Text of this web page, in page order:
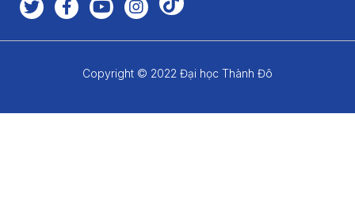
Copyright © 2022 Đại học Thành Đô